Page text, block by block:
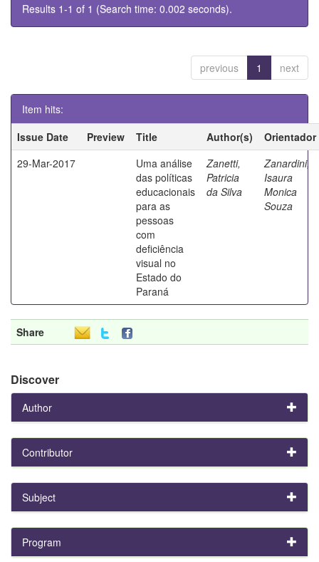
Results 1-1 of 1 (Search time: 0.002 seconds).
previous 1 next
Item hits:
Issue Date
Preview Title Author(s)
Orientador
29-Mar-2017
Uma análise
das políticas
educacionais
para as
pessoas
com
deficiência
visual no
Estado do
Paraná
Zanetti,
Patricia
da Silva
Zanardini,
Isaura
Monica
Souza
Share
Discover
Author
Contributor
Subject
Program